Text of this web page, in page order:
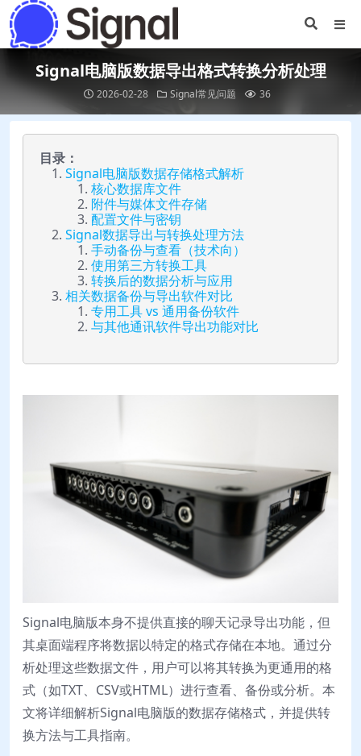
Signal电脑版数据导出格式转换分析处理
2026-02-28 Signal常见问题 36
目录：
Signal电脑版数据存储格式解析
核心数据库文件
附件与媒体文件存储
配置文件与密钥
Signal数据导出与转换处理方法
手动备份与查看（技术向）
使用第三方转换工具
转换后的数据分析与应用
相关数据备份与导出软件对比
专用工具 vs 通用备份软件
与其他通讯软件导出功能对比
Signal电脑版本身不提供直接的聊天记录导出功能，但
其桌面端程序将数据以特定的格式存储在本地。通过分
析处理这些数据文件，用户可以将其转换为更通用的格
式（如TXT、CSV或HTML）进行查看、备份或分析。本
文将详细解析Signal电脑版的数据存储格式，并提供转
换方法与工具指南。